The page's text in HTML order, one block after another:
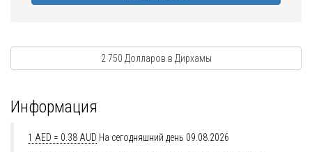
2 750 Долларов в Дирхамы
Информация
1 AED = 0.38 AUD На сегодняшний день 09.08.2026